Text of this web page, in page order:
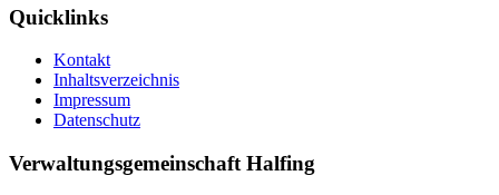
Quicklinks
Kontakt
Inhaltsverzeichnis
Impressum
Datenschutz
Verwaltungsgemeinschaft Halfing